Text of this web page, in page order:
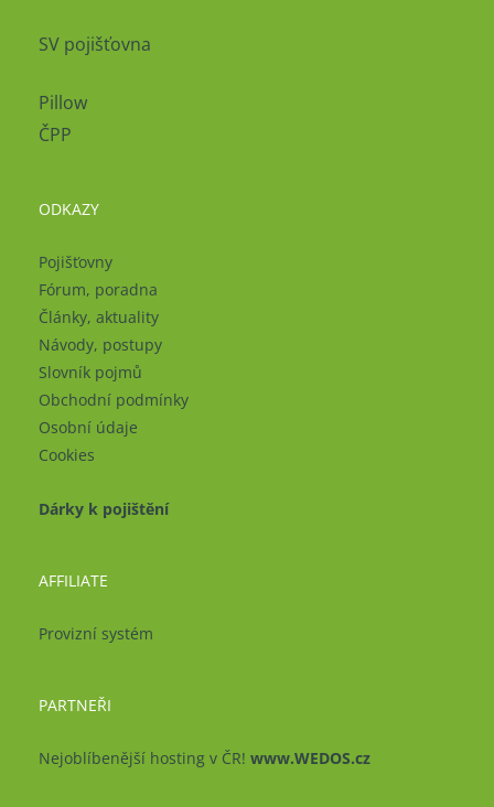
SV pojišťovna
Pillow
ČPP
ODKAZY
Pojišťovny
Fórum, poradna
Články, aktuality
Návody, postupy
Slovník pojmů
Obchodní podmínky
Osobní údaje
Cookies
Dárky k pojištění
AFFILIATE
Provizní systém
PARTNEŘI
Nejoblíbenější hosting v ČR! www.WEDOS.cz